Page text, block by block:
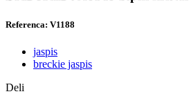
Referenca: V1188
jaspis
breckie jaspis
Deli